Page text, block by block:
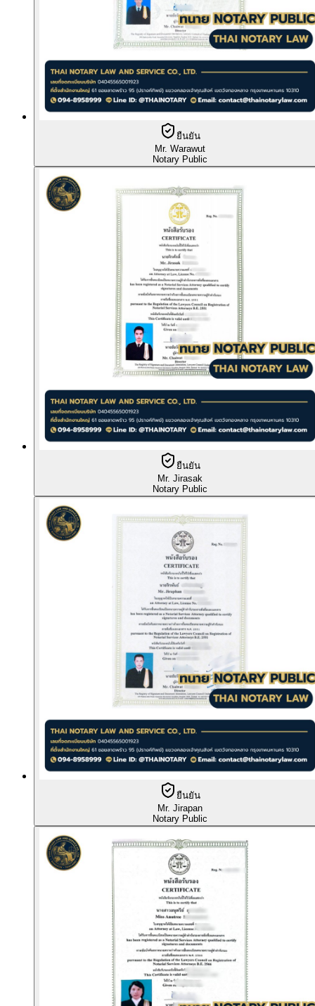
ยืนยัน
Mr. Warawut
Notary Public
ยืนยัน
Mr. Jirasak
Notary Public
ยืนยัน
Mr. Jirapan
Notary Public